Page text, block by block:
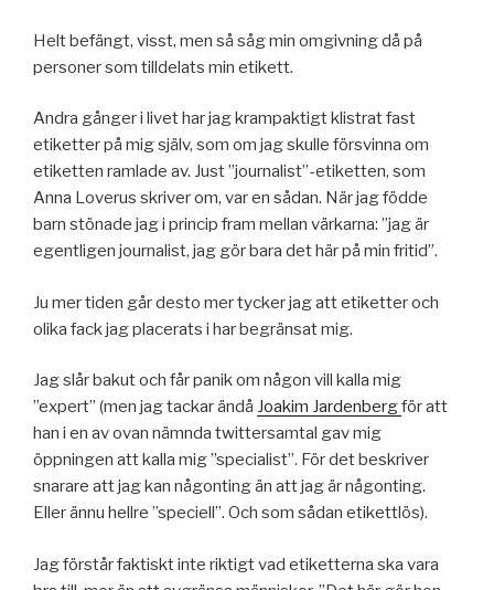
Helt befängt, visst, men så såg min omgivning då på
personer som tilldelats min etikett.
Andra gånger i livet har jag krampaktigt klistrat fast
etiketter på mig själv, som om jag skulle försvinna om
etiketten ramlade av. Just ”journalist”-etiketten, som
Anna Loverus skriver om, var en sådan. När jag födde
barn stönade jag i princip fram mellan värkarna: ”jag är
egentligen journalist, jag gör bara det här på min fritid”.
Ju mer tiden går desto mer tycker jag att etiketter och
olika fack jag placerats i har begränsat mig.
Jag slår bakut och får panik om någon vill kalla mig
”expert” (men jag tackar ändå Joakim Jardenbergför att
han i en av ovan nämnda twittersamtal gav mig
öppningen att kalla mig ”specialist”. För det beskriver
snarare att jag kan någonting än att jag är någonting.
Eller ännu hellre ”speciell”. Och som sådan etikettlös).
Jag förstår faktiskt inte riktigt vad etiketterna ska vara